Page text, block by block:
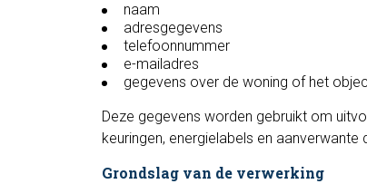
naam
adresgegevens
telefoonnummer
e-mailadres
gegevens over de woning of het
Deze gegevens worden gebruikt om
keuringen, energielabels en aanverwante
Grondslag van de verwerking